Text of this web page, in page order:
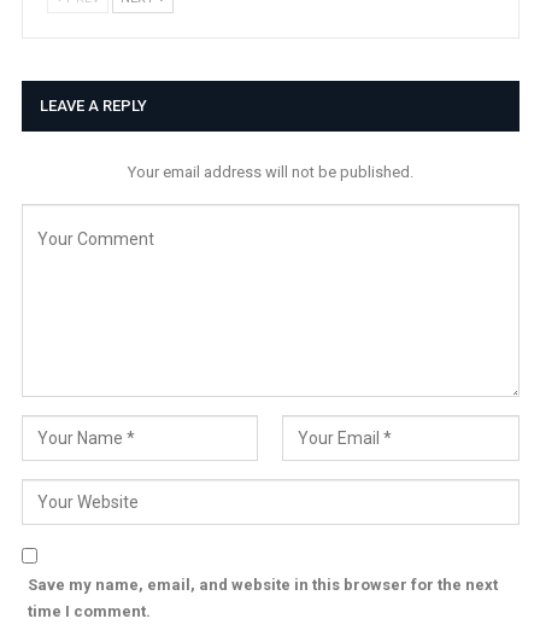
LEAVE A REPLY
Your email address will not be published.
Save my name, email, and website in this browser for the next
time I comment.